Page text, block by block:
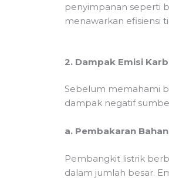
penyimpanan seperti
menawarkan efisiensi
2. Dampak Emisi
Sebelum memahami
dampak negatif
a. Pembakaran
Pembangkit listrik
dalam jumlah besar.